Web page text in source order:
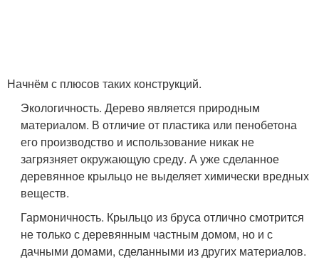
Начнём с плюсов таких конструкций.
Экологичность. Дерево является природным
материалом. В отличие от пластика или пенобетона
его производство и использование никак не
загрязняет окружающую среду. А уже сделанное
деревянное крыльцо не выделяет химически вредных
веществ.
Гармоничность. Крыльцо из бруса отлично смотрится
не только с деревянным частным домом, но и с
дачными домами, сделанными из других материалов.